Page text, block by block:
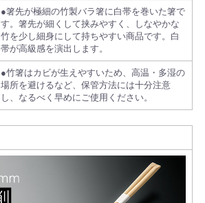
●箸先が極細の竹製バラ箸に白帯を巻いた箸で
す。箸先が細くして挟みやすく、しなやかな
竹を少し細身にして持ちやすい商品です。白
帯が高級感を演出します。
●竹箸はカビが生えやすいため、高温・多湿の
場所を避けるなど、保管方法には十分注意
し、なるべく早めにご使用ください。